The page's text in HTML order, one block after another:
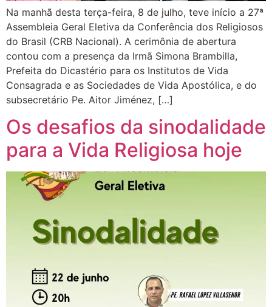
Na manhã desta terça-feira, 8 de julho, teve início a 27ª
Assembleia Geral Eletiva da Conferência dos Religiosos
do Brasil (CRB Nacional). A cerimônia de abertura
contou com a presença da Irmã Simona Brambilla,
Prefeita do Dicastério para os Institutos de Vida
Consagrada e as Sociedades de Vida Apostólica, e do
subsecretário Pe. Aitor Jiménez, […]
Os desafios da sinodalidade
para a Vida Religiosa hoje